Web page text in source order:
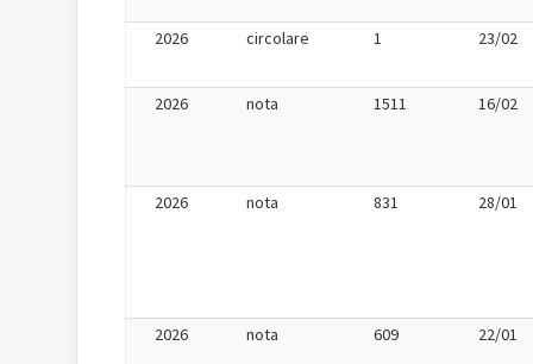
2026 circolare 1 23/02
2026 nota 1511 16/02
2026 nota 831 28/01
2026 nota 609 22/01